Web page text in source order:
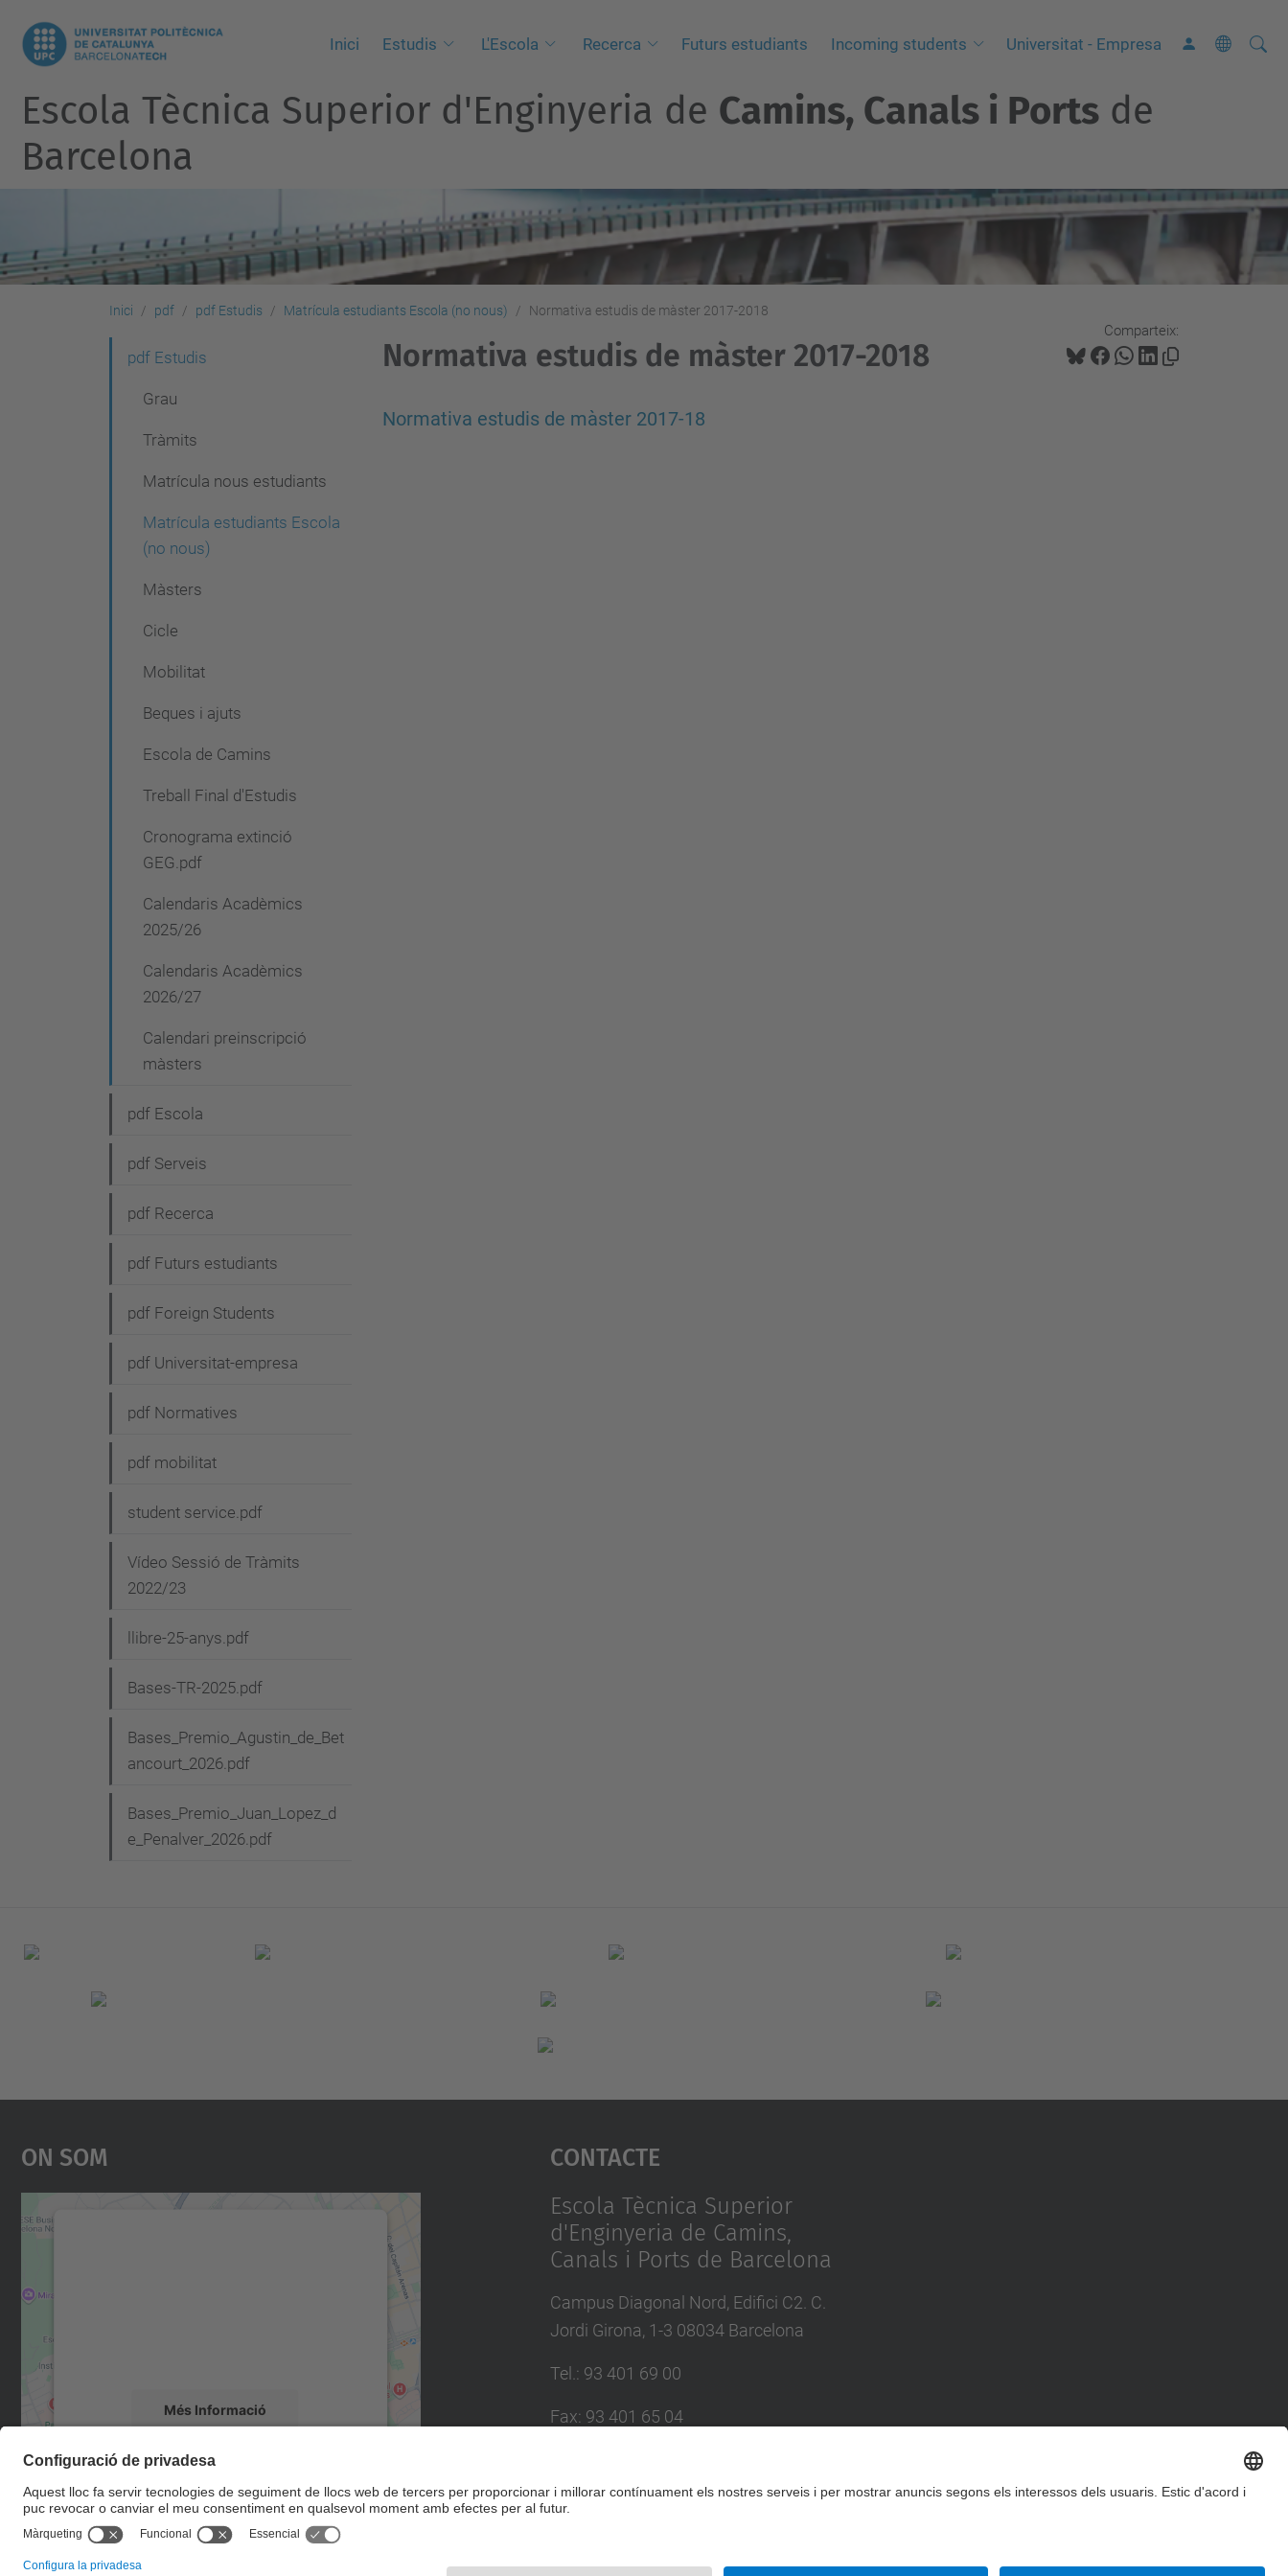
Inici Estudis L'Escola Recerca Futurs estudiants Incoming students Universitat - Empresa Cerca
C
v
a
Escola Tècnica Superior d'Enginyeria de Camins, Canals i Portsde
Barcelona
Inici pdf pdf Estudis Matrícula estudiants Escola (no nous) Normativa estudis de màster 2017-2018
Comparteix:
Normativa estudis de màster 2017-2018
Normativa estudis de màster 2017-18
pdf Estudis
Grau
Tràmits
Matrícula nous estudiants
Matrícula estudiants Escola
(no nous)
Màsters
Cicle
Mobilitat
Beques i ajuts
Escola de Camins
Treball Final d'Estudis
Cronograma extinció
GEG.pdf
Calendaris Acadèmics
2025/26
Calendaris Acadèmics
2026/27
Calendari preinscripció
màsters
pdf Escola
pdf Serveis
pdf Recerca
pdf Futurs estudiants
pdf Foreign Students
pdf Universitat-empresa
pdf Normatives
pdf mobilitat
student service.pdf
Vídeo Sessió de Tràmits
2022/23
llibre-25-anys.pdf
Bases-TR-2025.pdf
Bases_Premio_Agustin_de_Bet
ancourt_2026.pdf
Bases_Premio_Juan_Lopez_d
e_Penalver_2026.pdf
On Som
Més Informació
Accepta
powered byUsercentrics Consent
Management Platform
Contacte
Escola Tècnica Superior
d'Enginyeria de Camins,
Canals i Ports de Barcelona
Campus Diagonal Nord, Edifici C2. C.
Jordi Girona, 1-3 08034 Barcelona
Tel.: 93 401 69 00
Fax: 93 401 65 04
Formulari de contacte